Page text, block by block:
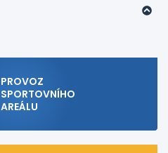
PROVOZ
SPORTOVNÍHO
AREÁLU